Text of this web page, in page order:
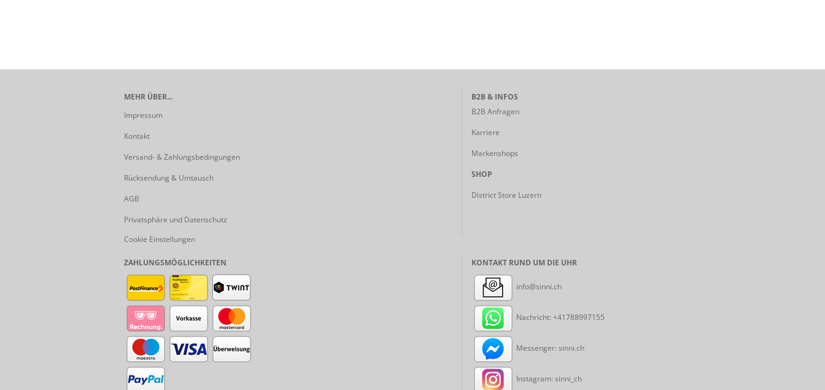
MEHR ÜBER...
Impressum
Kontakt
Versand- & Zahlungsbedingungen
Rücksendung & Umtausch
AGB
Privatsphäre und Datenschutz
Cookie Einstellungen
B2B & INFOS
B2B Anfragen
Karriere
Markenshops
SHOP
District Store Luzern
ZAHLUNGSMÖGLICHKEITEN KONTAKT RUND UM DIE UHR
info@sinni.ch
Nachricht: +41788997155
Messenger: sinni.ch
Instagram: sinni_ch